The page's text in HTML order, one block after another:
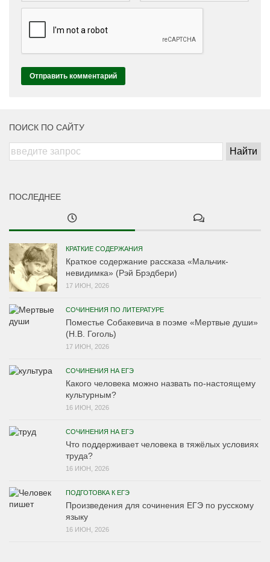
ПОИСК ПО САЙТУ
ПОСЛЕДНЕЕ
КРАТКИЕ СОДЕРЖАНИЯ
Краткое содержание рассказа «Мальчик-
невидимка» (Рэй Брэдбери)
17 ИЮН, 2026
СОЧИНЕНИЯ ПО ЛИТЕРАТУРЕ
Поместье Собакевича в поэме «Мертвые души»
(Н.В. Гоголь)
17 ИЮН, 2026
СОЧИНЕНИЯ НА ЕГЭ
Какого человека можно назвать по-настоящему
культурным?
16 ИЮН, 2026
СОЧИНЕНИЯ НА ЕГЭ
Что поддерживает человека в тяжёлых условиях
труда?
16 ИЮН, 2026
ПОДГОТОВКА К ЕГЭ
Произведения для сочинения ЕГЭ по русскому
языку
16 ИЮН, 2026